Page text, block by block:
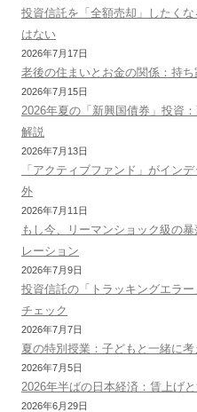
投資信託を「全額売却」したく
はない
2026年7月17日
老後の住まいとお金の関係：持
2026年7月15日
2026年夏の「新興国債券」投資
解説
2026年7月13日
「アクティブファンド」がイン
外
2026年7月11日
もし今、リーマンショック級の
レーション
2026年7月9日
投資信託の「トラッキングエラ
チェック
2026年7月7日
夏の特別授業：子どもと一緒に
2026年7月5日
2026年半ばの日本経済：賃上げ
2026年6月29日